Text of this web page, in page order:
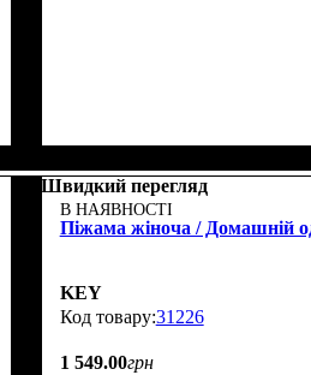
Швидкий перегляд
В НАЯВНОСТІ
Піжама жіноча / Домашній
KEY
31226
1 549.00грн